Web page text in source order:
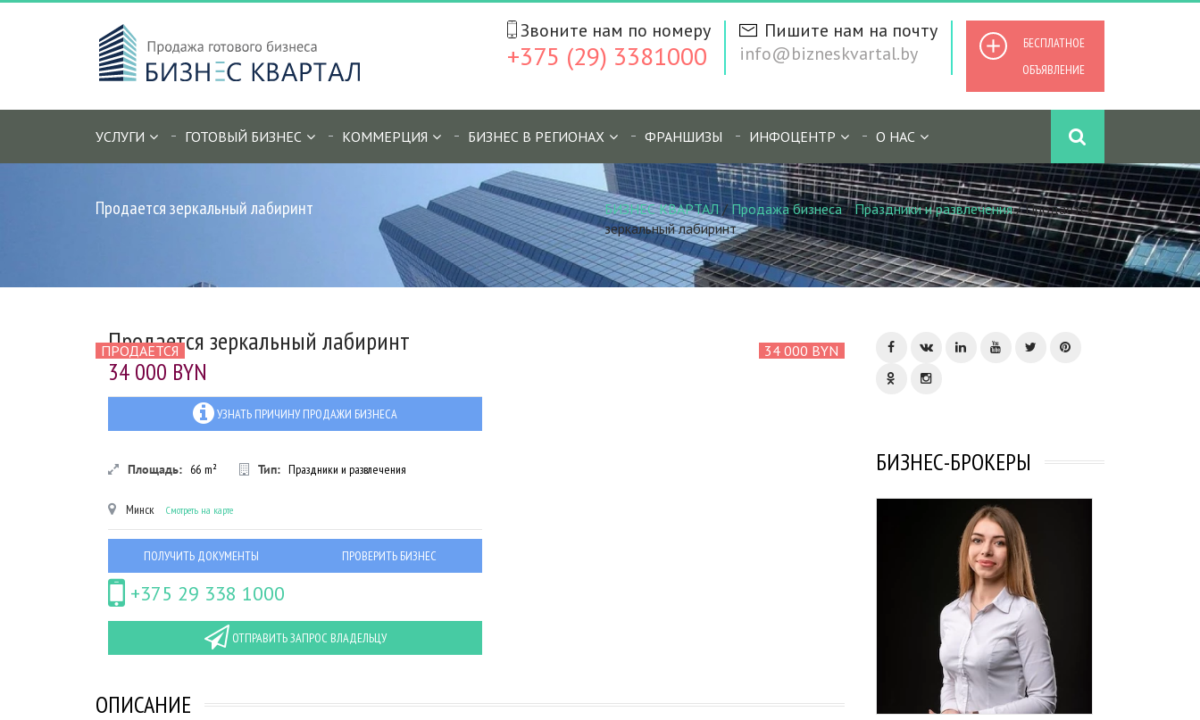
БЕСПЛАТНОЕ
ОБЪЯВЛЕНИЕ
Пишите нам на почту
info@bizneskvartal.by
Звоните нам по номеру
+375 (29) 3381000
УСЛУГИ ГОТОВЫЙ БИЗНЕС КОММЕРЦИЯ БИЗНЕС В РЕГИОНАХ ФРАНШИЗЫ ИНФОЦЕНТР О НАС
Продается зеркальный лабиринт БИЗНЕС КВАРТАЛ / Продажа бизнеса/Праздники и развлечения/Продается
зеркальный лабиринт
ПРОДАЕТСЯ 34 000 BYN
Продается зеркальный лабиринт
34 000 BYN
УЗНАТЬ ПРИЧИНУ ПРОДАЖИ БИЗНЕСА
Площадь: 66 m² Тип: Праздники и развлечения
Минск Смотреть на карте
ПОЛУЧИТЬ ДОКУМЕНТЫ ПРОВЕРИТЬ БИЗНЕС
+375 29 338 1000
ОТПРАВИТЬ ЗАПРОС ВЛАДЕЛЬЦУ
ОПИСАНИЕ
БИЗНЕС-БРОКЕРЫ